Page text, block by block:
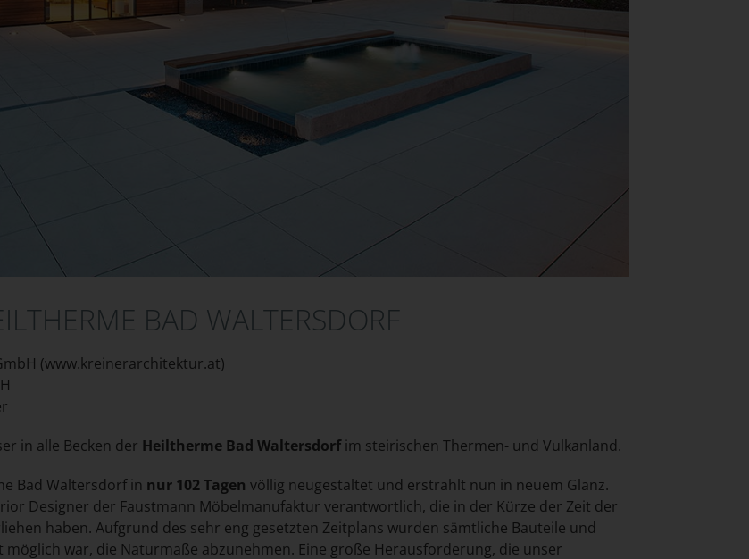
BAD WALTERSDORF
(www.kreinerarchitektur.at)
in alle Becken der Heiltherme Bad Waltersdorf im steirischen Thermen- und Vulkanland.
Bad Waltersdorf in nur 102 Tagen völlig neugestaltet und erstrahlt nun in neuem Glanz.
Designer der Faustmann Möbelmanufaktur verantwortlich, die in der Kürze der Zeit der
haben. Aufgrund des sehr eng gesetzten Zeitplans wurden sämtliche Bauteile und
war, die Naturmaße abzunehmen. Eine große Herausforderung, die unser